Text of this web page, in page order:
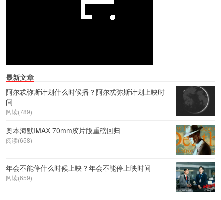
最新文章
阿尔忒弥斯计划什么时候播？阿尔忒弥斯计划上映时
间
阅读(789)
奥本海默IMAX 70mm胶片版重磅回归
阅读(658)
年会不能停什么时候上映？年会不能停上映时间
阅读(659)